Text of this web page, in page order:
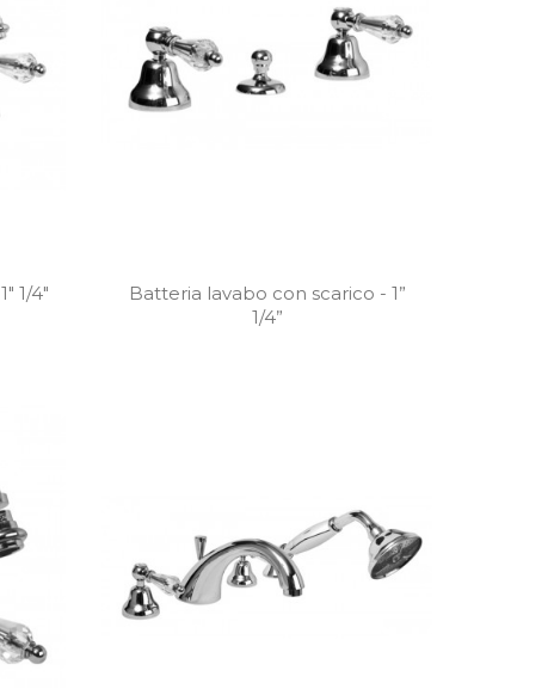
1/4"
Batteria lavabo con scarico - 1”
1/4”